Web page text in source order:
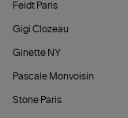
Feidt Paris
Gigi Clozeau
Ginette NY
Pascale Monvoisin
Stone Paris